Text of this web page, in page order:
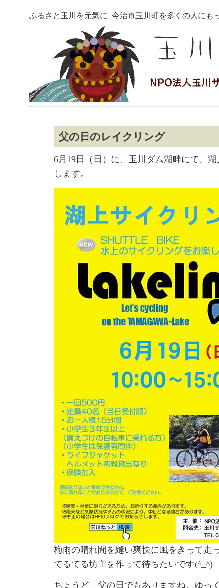
ふるさと玉川を元気に! 今治市玉川町を多くの人にも
父の日のレイクリング
6月19日（日）に、玉川ダム湖畔にて、
します。
梅雨の晴れ間を縫い爽快に風をきって走
てるてる坊主を作って待ちたいです(^_^)
ちょうど、父の日でもありますね。ゆっ